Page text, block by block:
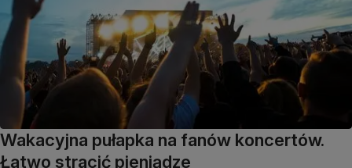
Wakacyjna pułapka na fanów koncertów.
Łatwo stracić pieniądze